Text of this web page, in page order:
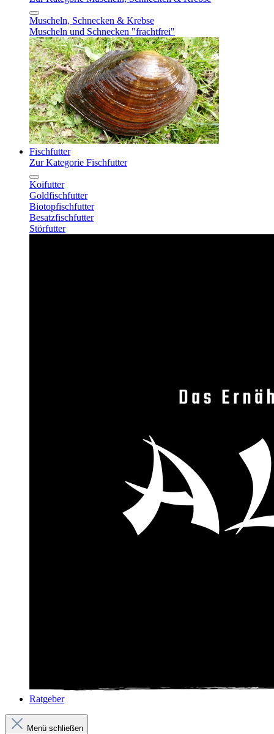
Muscheln, Schnecken & Krebse
Muscheln und Schnecken "frachtfrei"
Fischfutter
Zur Kategorie Fischfutter
Koifutter
Goldfischfutter
Biotopfischfutter
Besatzfischfutter
Störfutter
Ratgeber
Menü schließen